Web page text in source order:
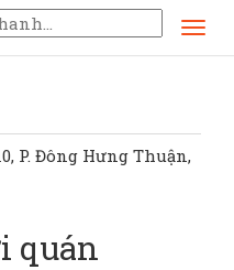
P. Đông Hưng Thuận,
quán